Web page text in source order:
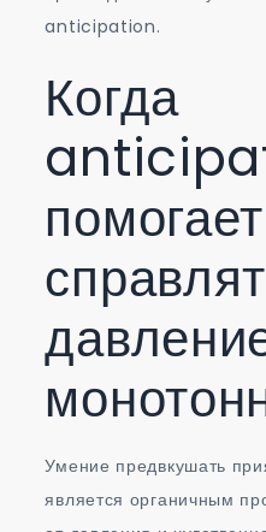
anticipation.
Когда
помогает
Умение предвкушать
является органичным